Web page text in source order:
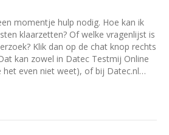
momentje hulp nodig. Hoe kan ik
klaarzetten? Of welke vragenlijst is
Klik dan op de chat knop rechts
kan zowel in Datec Testmij Online
het even niet weet), of bij Datec.nl…